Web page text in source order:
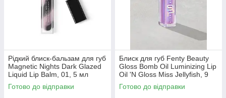
Рідкий блиск-бальзам для губ
Magnetic Nights Dark Glazed
Liquid Lip Balm, 01, 5 мл
Готово до відправки
Блиск для губ Fenty Beauty
Gloss Bomb Oil Luminizing Lip
Oil 'N Gloss Miss Jellyfish, 9
мл
Готово до відправки